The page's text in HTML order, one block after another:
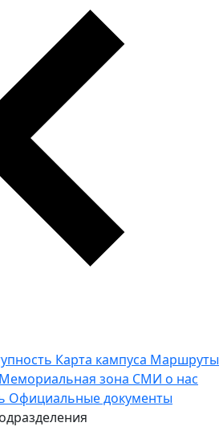
Карта кампуса Маршруты
Мемориальная зона СМИ о нас
Официальные документы